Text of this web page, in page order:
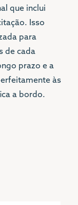
que inclui
Isso
para
de cada
prazo e a
às
a bordo.